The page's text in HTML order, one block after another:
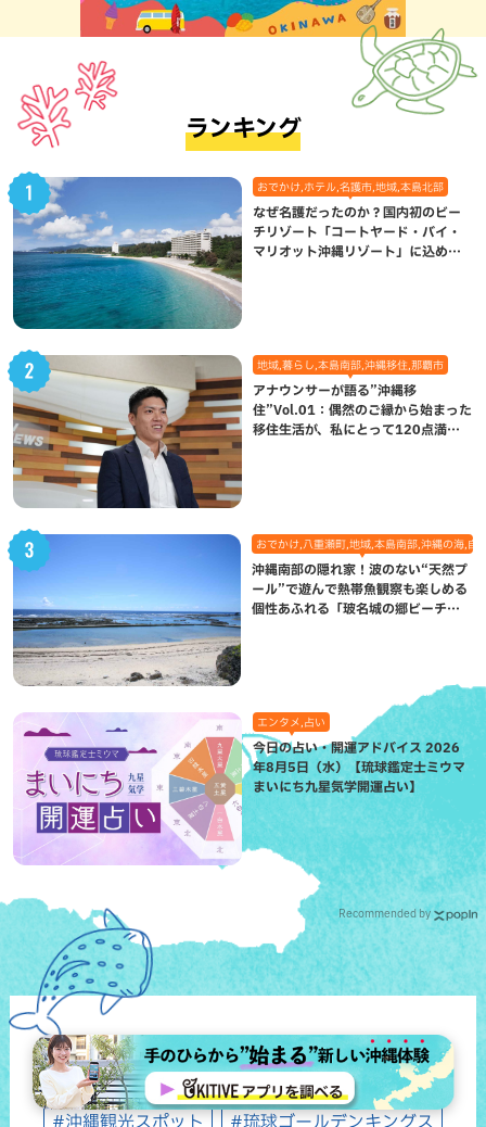
ランキング
おでかけ,ホテル,名護市,地域,本島北部
なぜ名護だったのか？国内初のビー
チリゾート「コートヤード・バイ・
マリオット沖縄リゾート」に込めら
地域,暮らし,本島南部,沖縄移住,那覇市
アナウンサーが語る”沖縄移
住”Vol.01：偶然のご縁から始まった
移住生活が、私にとって120点満点
おでかけ,八重瀬町,地域,本島南部,沖縄の海,自
沖縄南部の隠れ家！波のない“天然プ
ール”で遊んで熱帯魚観察も楽しめる
個性あふれる「玻名城の郷ビーチ」
エンタメ,占い
今日の占い・開運アドバイス 2026
年8月5日（水）【琉球鑑定士ミウマ
まいにち九星気学開運占い】
Recommended by
#話題のキーワード
#沖縄観光スポット #琉球ゴールデンキングス